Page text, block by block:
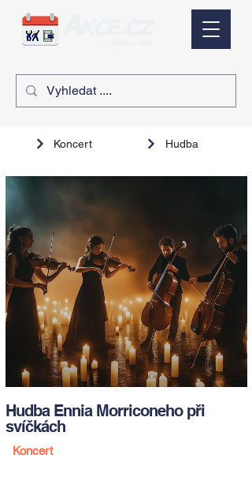
Koncert Hudba
Hudba Ennia Morriconeho při
svíčkách
Koncert